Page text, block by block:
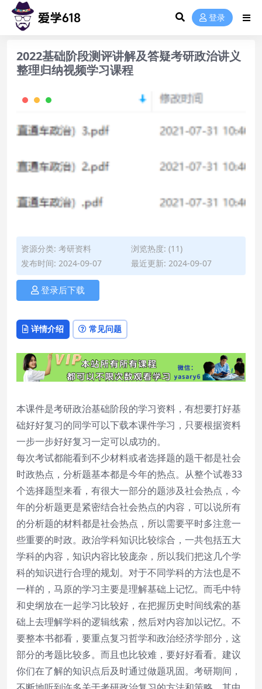
登录
2022基础阶段测评讲解及答疑考研政治讲义
整理归纳视频学习课程
资源分类: 考研资料
浏览热度: (11)
发布时间: 2024-09-07
最近更新: 2024-09-07
登录后下载
详情介绍 常见问题
本课件是考研政治基础阶段的学习资料，有想要打好基
础好好复习的同学可以下载本课件学习，只要根据资料
一步一步好好复习一定可以成功的。
每次考试都能看到不少材料或者选择题的题干都是社会
时政热点，分析题基本都是今年的热点。从整个试卷33
个选择题型来看，有很大一部分的题涉及社会热点，今
年的分析题更是紧密结合社会热点的内容，可以说所有
的分析题的材料都是社会热点，所以需要平时多注意一
些重要的时政。政治学科知识比较综合，一共包括五大
学科的内容，知识内容比较庞杂，所以我们把这几个学
科的知识进行合理的规划。对于不同学科的方法也是不
一样的，马原的学习主要是理解基础上记忆。而毛中特
和史纲放在一起学习比较好，在把握历史时间线索的基
础上去理解学科的逻辑线索，然后对内容加以记忆。不
要整本书都看，要重点复习哲学和政治经济学部分，这
部分的考题比较多。而且也比较难，要好好看看。建议
你们在了解的知识点后及时通过做题巩固。考研期间，